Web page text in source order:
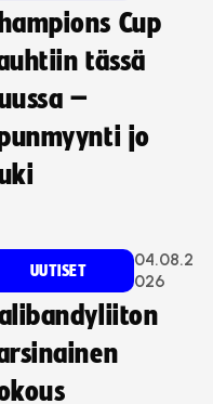
Cup
tässä
–
jo
UUTISET
04.08.2
026